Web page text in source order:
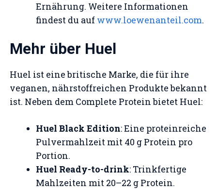
Ernährung. Weitere Informationen
findest du auf www.loewenanteil.com.
Mehr über Huel
Huel ist eine britische Marke, die für ihre
veganen, nährstoffreichen Produkte bekannt
ist. Neben dem Complete Protein bietet Huel:
Huel Black Edition: Eine proteinreiche
Pulvermahlzeit mit 40 g Protein pro
Portion.
Huel Ready-to-drink: Trinkfertige
Mahlzeiten mit 20–22 g Protein.